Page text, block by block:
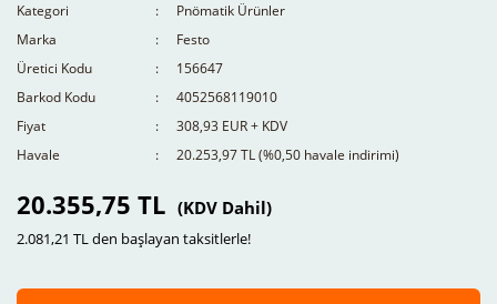
Kategori
Pnömatik Ürünler
Marka
Festo
Üretici Kodu
156647
Barkod Kodu
4052568119010
Fiyat
308,93 EUR + KDV
Havale
20.253,97 TL (%0,50 havale indirimi)
20.355,75 TL (KDV Dahil)
2.081,21 TL den başlayan taksitlerle!